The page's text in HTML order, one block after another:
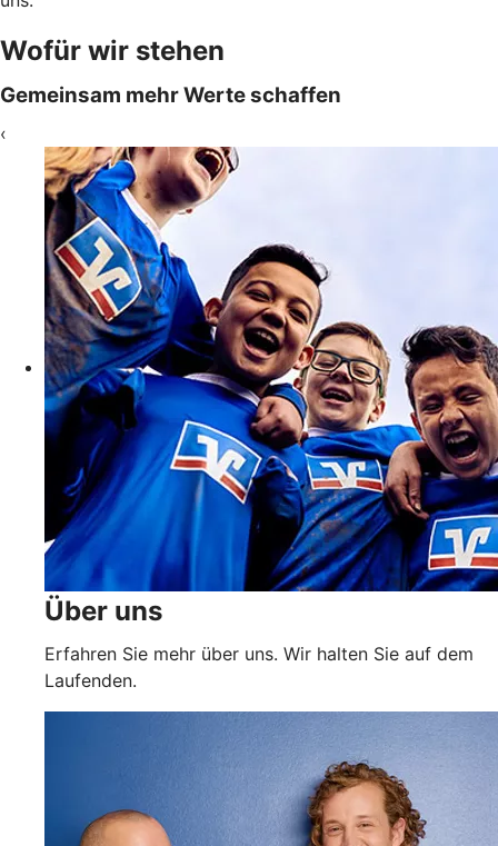
Wofür wir stehen
Gemeinsam mehr Werte schaffen
‹
Über uns
Erfahren Sie mehr über uns. Wir halten Sie auf dem
Laufenden.